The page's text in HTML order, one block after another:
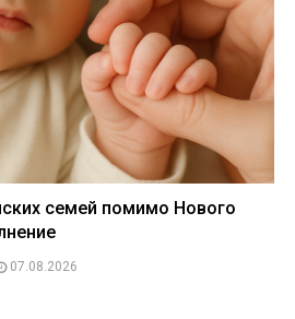
семей помимо Нового
07.08.2026